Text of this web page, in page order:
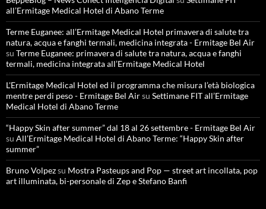
all’Ermitage Medical Hotel di Abano Terme
Terme Euganee: all’Ermitage Medical Hotel primavera di salute tra
natura, acqua e fanghi termali, medicina integrata - Ermitage Bel Air
su Terme Euganee: primavera di salute tra natura, acqua e fanghi
termali, medicina integrata all’Ermitage Medical Hotel
L'Ermitage Medical Hotel ed il programma che misura l’età biologica
mentre perdi peso - Ermitage Bel Airsu Settimane FIT all’Ermitage
Medical Hotel di Abano Terme
“Happy Skin after summer” dal 18 al 26 settembre - Ermitage Bel Air
su All’Ermitage Medical Hotel di Abano Terme: “Happy Skin after
summer”
Bruno Volpezsu Mostra Pasteups and Pop — street art incollata, pop
art illuminata, bi-personale di Zep e Stefano Banfi